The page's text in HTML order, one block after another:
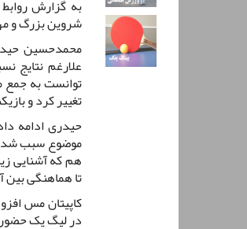
به گزارش
شروین بزرگ و
محمدحسین
علارغم
تغییر کرد و
حیدری ادامه
موضوع سبب شد
هم که آشنایی
تا هماهنگی بین
کاپیتان مس
در لیگ یک